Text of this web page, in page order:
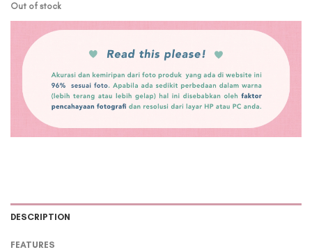
was:
is:
Rp195.750.
Out of stock
DESCRIPTION
FEATURES